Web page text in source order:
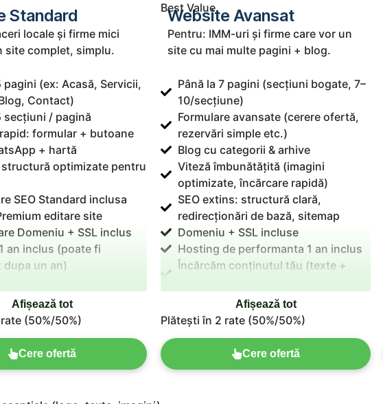
Standard
locale și firme mici
site complet, simplu.
pagini (ex: Acasă, Servicii,
Contact)
secțiuni / pagină
formular + butoane
+ hartă
optimizate pentru
SEO Standard inclusa
editare site
Domeniu + SSL inclus
an inclus (poate fi
un an)
Afișează tot
(50%/50%)
Cere ofertă
Website Avansat
Pentru: IMM-uri și firme care vor un
site cu mai multe pagini + blog.
Până la 7 pagini (secțiuni bogate, 7–
10/secțiune)
Formulare avansate (cerere ofertă,
rezervări simple etc.)
Blog cu categorii & arhive
Viteză îmbunătățită (imagini
optimizate, încărcare rapidă)
SEO extins: structură clară,
redirecționări de bază, sitemap
Domeniu + SSL incluse
Hosting de performanta 1 an inclus
Încărcăm conținutul tău (texte +
Revizii nelimitate + 30 zile suport
Afișează tot
Plătești în 2 rate (50%/50%)
Cere ofertă
Best Value